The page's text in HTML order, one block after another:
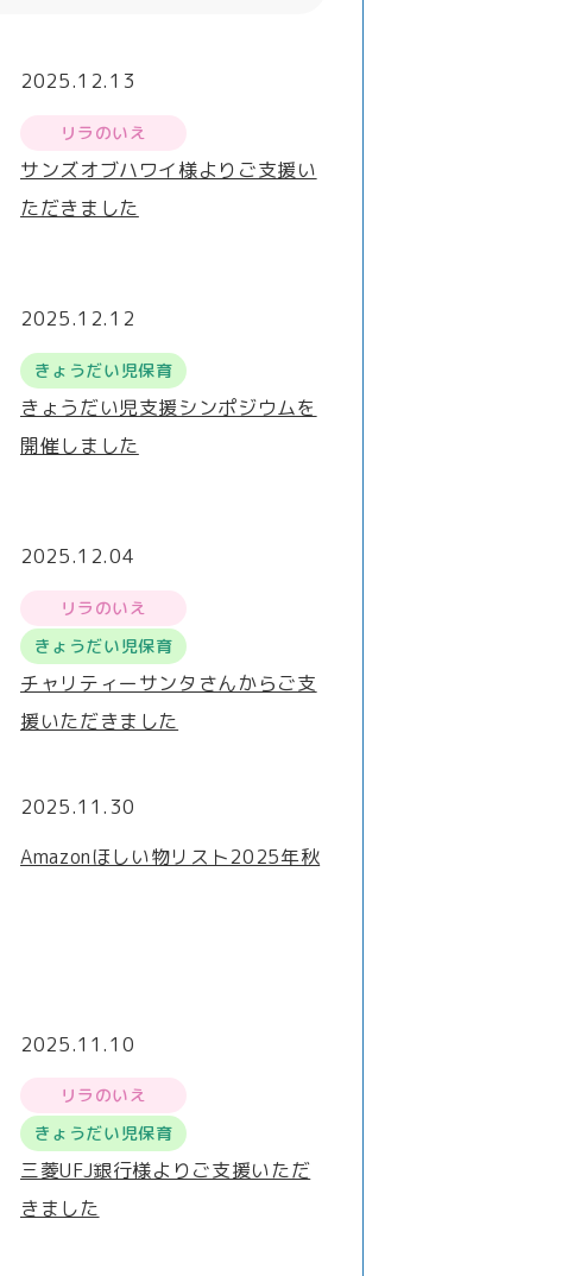
2025.12.13
リラのいえ
サンズオブハワイ様よりご支援い
ただきました
2025.12.12
きょうだい児保育
きょうだい児支援シンポジウムを
開催しました
2025.12.04
リラのいえ
きょうだい児保育
チャリティーサンタさんからご支
援いただきました
2025.11.30
Amazonほしい物リスト2025年秋
2025.11.10
リラのいえ
きょうだい児保育
三菱UFJ銀行様よりご支援いただ
きました